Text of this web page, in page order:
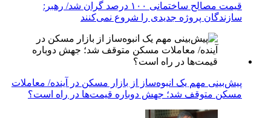
قیمت مصالح ساختمانی ۱۰۰ درصد گران شد/ رهبر:
سازندگان پروژه جدیدی را شروع نمی‌کنند
پیش‌بینی مهم یک انبوه‌ساز از بازار مسکن در آینده/ معاملات
مسکن متوقف شد؛ جهش دوباره قیمت‌ها در راه است؟